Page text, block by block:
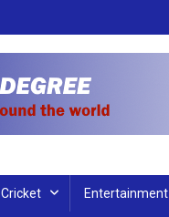
Cricket Entertainment